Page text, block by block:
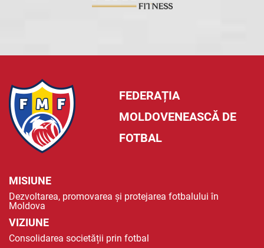
FEDERAȚIA
MOLDOVENEASCĂ DE
FOTBAL
MISIUNE
Dezvoltarea, promovarea și protejarea fotbalului în
Moldova
VIZIUNE
Consolidarea societății prin fotbal